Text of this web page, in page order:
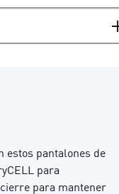
estos pantalones de
para
para mantener